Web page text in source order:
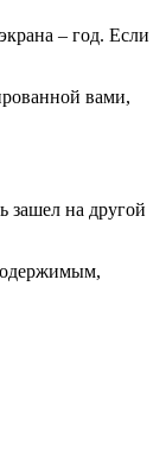
– год. Если
вами,
зашел на другой